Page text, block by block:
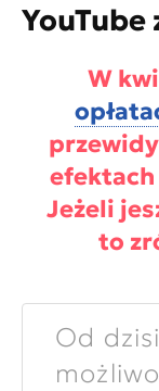
YouTube
W
efektach
Jeżeli
to
Od